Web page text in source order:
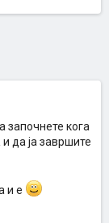
започнете кога
да ја завршите
и е